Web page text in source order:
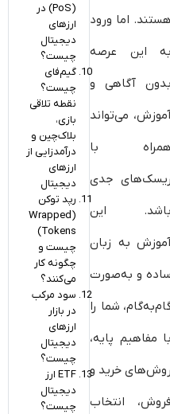
هستند. اما ورود
به این عرصه
بدون آگاهی و
می‌تواند
همراه با
ریسک‌های جدی
باشد. این
به زبان
ساده و به‌صورت
شما را
با مفاهیم پایه،
روش‌های خرید و
فروش، انتخاب
(PoS) در
ارزهای
دیجیتال
چیست؟
گیم‌فای
چیست؟
نقطه تلاقی
بازی،
بلاک‌چین و
درآمدزایی از
ارزهای
دیجیتال
رپد توکن
(Wrapped
Tokens)
چیست و
چگونه کار
می‌کنند؟
سود مرکب
در بازار
ارزهای
دیجیتال
چیست؟
ETF ارز
دیجیتال
چیست؟